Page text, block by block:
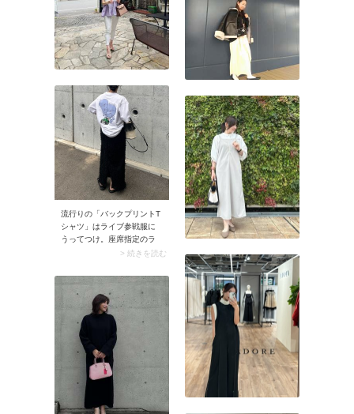
ールな大人配色が特にハマ
るのが春夏シーズン。ワン
ピースが甘くなりすぎず、
ハンサムなルックスに決ま
流行りの「バックプリントT
シャツ」はライブ参戦服に
うってつけ。座席指定のラ
イブであれば、スカート合
入りのスカートを穿けば気
> 続きを読む